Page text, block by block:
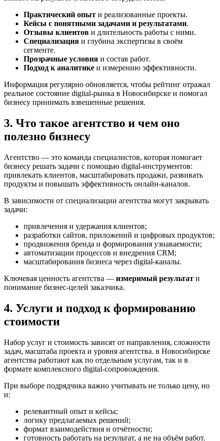
Практический опыт и реализованные проекты.
Кейсы с понятными задачами и результатами.
Отзывы клиентов и длительность работы с ними.
Специализация и глубина экспертизы в своём
сегменте.
Прозрачные условия и состав работ.
Подход к аналитике и измерению эффективности.
Информация регулярно обновляется, чтобы рейтинг отражал
реальное состояние digital-рынка в Новосибирске и помогал
бизнесу принимать взвешенные решения.
3. Что такое агентство и чем оно
полезно бизнесу
Агентство — это команда специалистов, которая помогает
бизнесу решать задачи с помощью digital-инструментов:
привлекать клиентов, масштабировать продажи, развивать
продукты и повышать эффективность онлайн-каналов.
В зависимости от специализации агентства могут закрывать
задачи:
привлечения и удержания клиентов;
разработки сайтов, приложений и цифровых продуктов;
продвижения бренда и формирования узнаваемости;
автоматизации процессов и внедрения CRM;
масштабирования бизнеса через digital-каналы.
Ключевая ценность агентства — измеримый результат и
понимание бизнес-целей заказчика.
4. Услуги и подход к формированию
стоимости
Набор услуг и стоимость зависят от направления, сложности
задач, масштаба проекта и уровня агентства. в Новосибирске
агентства работают как по отдельным услугам, так и в
формате комплексного digital-сопровождения.
При выборе подрядчика важно учитывать не только цену, но
и:
релевантный опыт и кейсы;
логику предлагаемых решений;
формат взаимодействия и отчётности;
готовность работать на результат, а не на объём работ.